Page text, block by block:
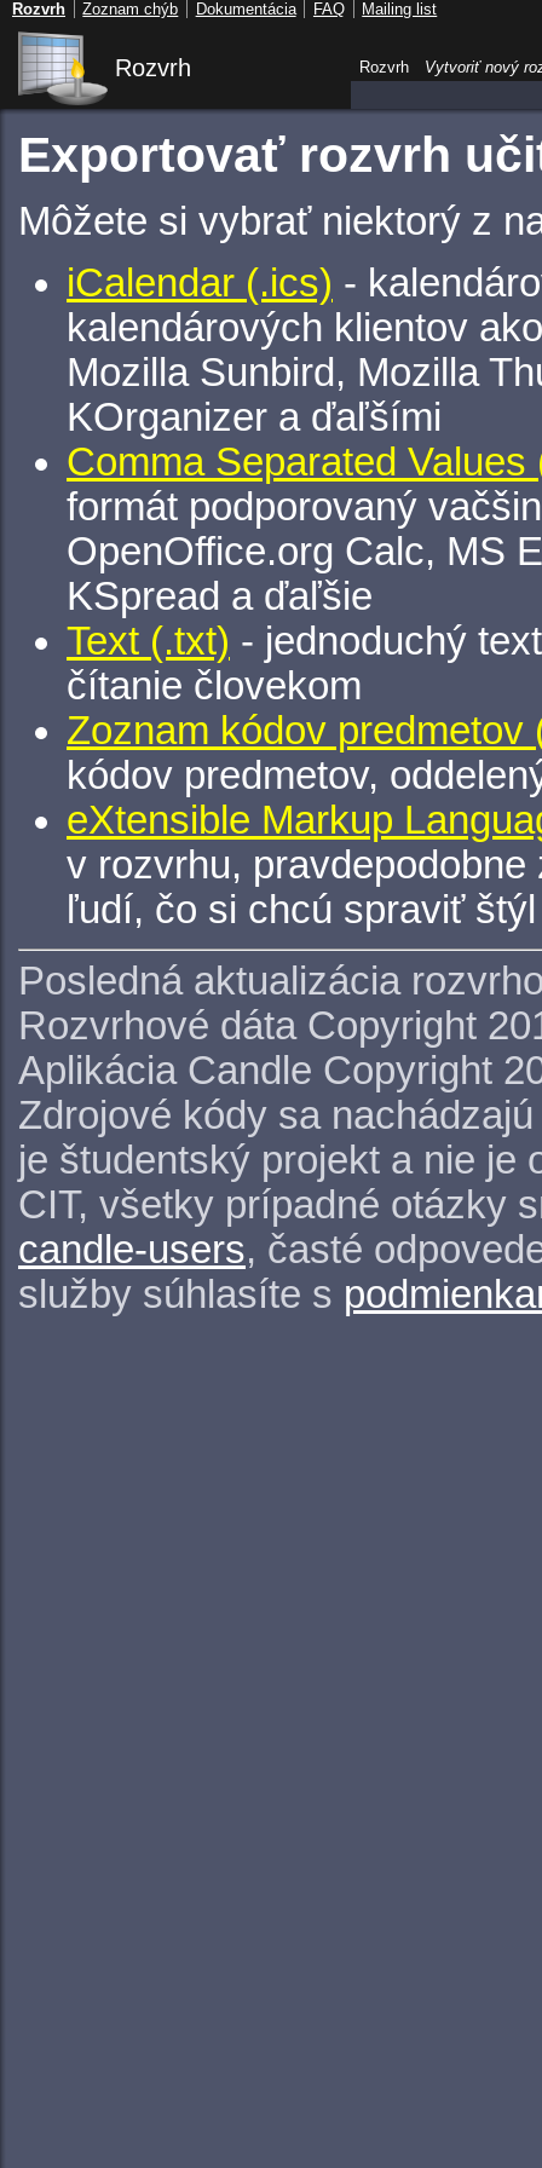
Rozvrh
Exportovať rozvrh
Môžete si vybrať niektorý z
iCalendar (.ics) -
kalendárových klientov
Mozilla Sunbird, Mozilla
KOrganizer a ďaľšími
Comma Separated Values
formát podporovaný
OpenOffice.org Calc, MS
KSpread a ďaľšie
Text (.txt) - jednoduchý
čítanie človekom
Zoznam kódov predmetov
kódov predmetov,
eXtensible Markup
v rozvrhu,
ľudí, čo si chcú spraviť
Posledná aktualizácia
Rozvrhové dáta Copyright
Aplikácia Candle Copyright
Zdrojové kódy sa
je študentský projekt a nie je
CIT, všetky prípadné otázky
candle-users, časté
služby súhlasíte s
Rozvrh Vytvoriť nový
Rozvrh Zoznam chýb Dokumentácia FAQ Mailing list